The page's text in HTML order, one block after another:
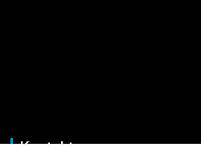
Kontakty